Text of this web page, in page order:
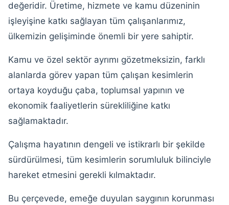
değeridir. Üretime, hizmete ve kamu düzeninin
işleyişine katkı sağlayan tüm çalışanlarımız,
ülkemizin gelişiminde önemli bir yere sahiptir.
Kamu ve özel sektör ayrımı gözetmeksizin, farklı
alanlarda görev yapan tüm çalışan kesimlerin
ortaya koyduğu çaba, toplumsal yapının ve
ekonomik faaliyetlerin sürekliliğine katkı
sağlamaktadır.
Çalışma hayatının dengeli ve istikrarlı bir şekilde
sürdürülmesi, tüm kesimlerin sorumluluk bilinciyle
hareket etmesini gerekli kılmaktadır.
Bu çerçevede, emeğe duyulan saygının korunması